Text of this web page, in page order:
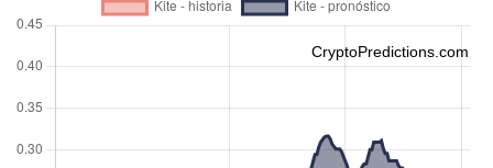
CryptoPredictions.com